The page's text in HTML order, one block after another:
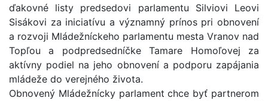
ďakovné listy predsedovi parlamentu Silviovi Leovi
Sisákovi za iniciatívu a významný prínos pri obnovení
a rozvoji Mládežníckeho parlamentu mesta Vranov nad
Topľou a podpredsedníčke Tamare Homoľovej za
aktívny podiel na jeho obnovení a podporu zapájania
mládeže do verejného života.
Obnovený Mládežnícky parlament chce byť partnerom